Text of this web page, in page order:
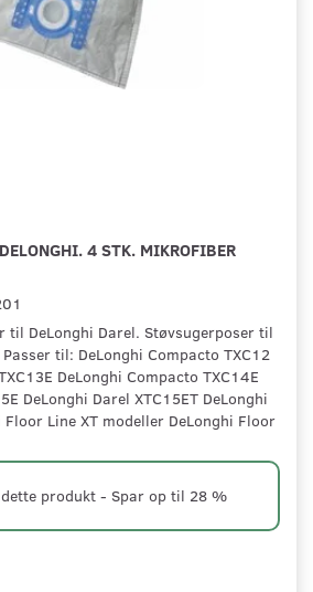
4 STK. MIKROFIBER
til DeLonghi Darel. Støvsugerposer til
til: DeLonghi Compacto TXC12
DeLonghi Compacto TXC14E
DeLonghi Darel XTC15ET DeLonghi
Floor Line XT modeller DeLonghi Floor
produkt - Spar op til 28 %